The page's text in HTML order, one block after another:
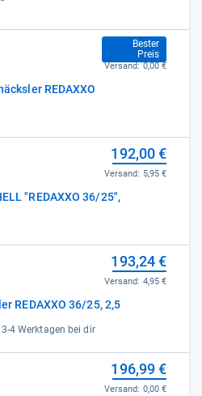
REDAXXO
Bester
Preis
192,00 €
Versand: 0,00 €
"REDAXXO 36/25",
192,00 €
Versand: 5,95 €
REDAXXO 36/25, 2,5
4 Werktagen bei dir
193,24 €
Versand: 4,95 €
196,99 €
Versand: 0,00 €